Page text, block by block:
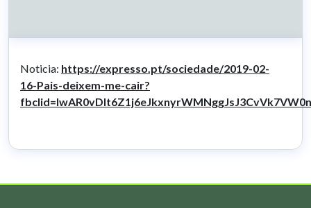
Noticia: https://expresso.pt/sociedade/2019-02-
16-Pais-deixem-me-cair?